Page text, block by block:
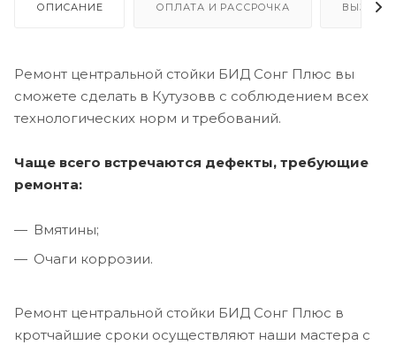
ОПИСАНИЕ ОПЛАТА И РАССРОЧКА ВЫЗОВ
Ремонт центральной стойки БИД Сонг Плюс вы
сможете сделать в Кутузовв с соблюдением всех
технологических норм и требований.
Чаще всего встречаются дефекты, требующие
ремонта:
Вмятины;
Очаги коррозии.
Ремонт центральной стойки БИД Сонг Плюс в
кротчайшие сроки осуществляют наши мастера с